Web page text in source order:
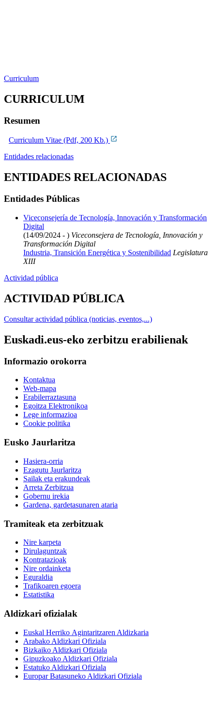
Curriculum
CURRICULUM
Resumen
Curriculum Vitae (Pdf, 200 Kb.)
Entidades relacionadas
ENTIDADES RELACIONADAS
Entidades Públicas
Viceconsejería de Tecnología, Innovación y Transformación
Digital
(14/09/2024 - ) Viceconsejera de Tecnología, Innovación y
Transformación Digital
Industria, Transición Energética y Sostenibilidad Legislatura
XIII
Actividad pública
ACTIVIDAD PÚBLICA
Consultar actividad pública (noticias, eventos,...)
Euskadi.eus-eko zerbitzu erabilienak
Informazio orokorra
Kontaktua
Web-mapa
Erabilerraztasuna
Egoitza Elektronikoa
Lege informazioa
Cookie politika
Eusko Jaurlaritza
Hasiera-orria
Ezagutu Jaurlaritza
Sailak eta erakundeak
Arreta Zerbitzua
Gobernu irekia
Gardena, gardetasunaren ataria
Tramiteak eta zerbitzuak
Nire karpeta
Dirulaguntzak
Kontratazioak
Nire ordainketa
Eguraldia
Trafikoaren egoera
Estatistika
Aldizkari ofizialak
Euskal Herriko Agintaritzaren Aldizkaria
Arabako Aldizkari Ofiziala
Bizkaiko Aldizkari Ofiziala
Gipuzkoako Aldizkari Ofiziala
Estatuko Aldizkari Ofiziala
Europar Batasuneko Aldizkari Ofiziala